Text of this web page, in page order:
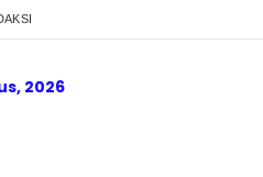
2026